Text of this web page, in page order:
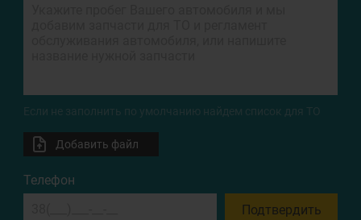
Если не заполнить по умолчанию найдем список для ТО
Добавить файл
Телефон
Подтвердить